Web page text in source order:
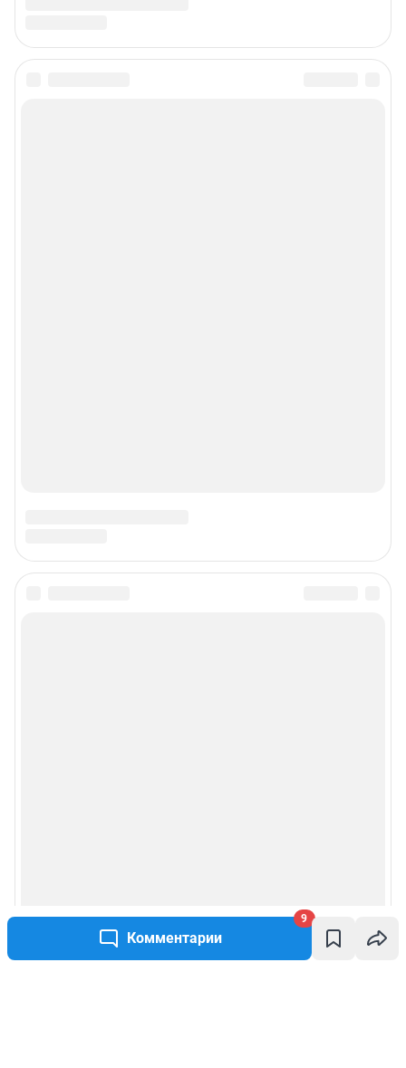
Комментарии
9